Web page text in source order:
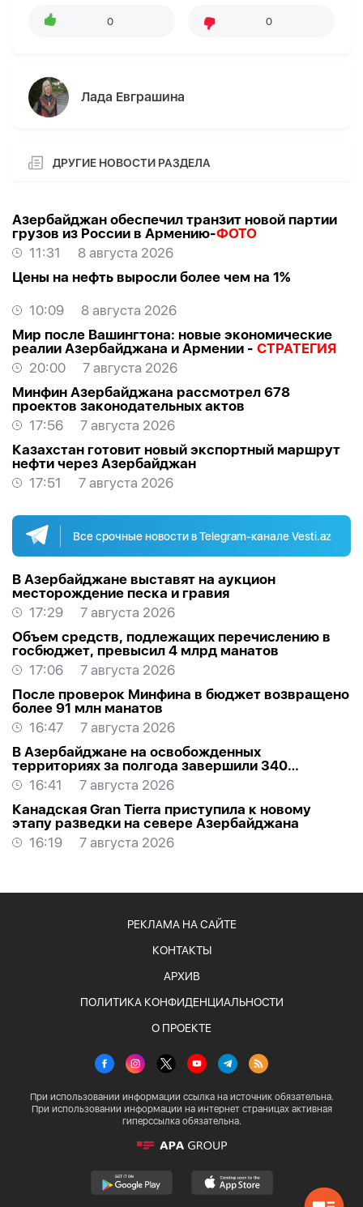
0 0
Лада Евграшина
ДРУГИЕ НОВОСТИ РАЗДЕЛА
Азербайджан обеспечил транзит новой партии
грузов из России в Армению-ФОТО
11:31
8 августа 2026
Цены на нефть выросли более чем на 1%
10:09
8 августа 2026
Мир после Вашингтона: новые экономические
реалии Азербайджана и Армении - СТРАТЕГИЯ
20:00
7 августа 2026
Минфин Азербайджана рассмотрел 678
проектов законодательных актов
17:56
7 августа 2026
Казахстан готовит новый экспортный маршрут
нефти через Азербайджан
17:51
7 августа 2026
Все срочные новости в Telegram-канале Vesti.az
В Азербайджане выставят на аукцион
месторождение песка и гравия
17:29
7 августа 2026
Объем средств, подлежащих перечислению в
госбюджет, превысил 4 млрд манатов
17:06
7 августа 2026
После проверок Минфина в бюджет возвращено
более 91 млн манатов
16:47
7 августа 2026
В Азербайджане на освобожденных
территориях за полгода завершили 340
проектов
16:41
7 августа 2026
Канадская Gran Tierra приступила к новому
этапу разведки на севере Азербайджана
16:19
7 августа 2026
РЕКЛАМА НА САЙТЕ
КОНТАКТЫ
АРХИВ
ПОЛИТИКА КОНФИДЕНЦИАЛЬНОСТИ
О ПРОЕКТЕ
При использовании информации ссылка на источник обязательна.
При использовании информации на интернет страницах активная
гиперссылка обязательна.